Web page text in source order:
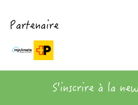
Partenaire
S'inscrire à la